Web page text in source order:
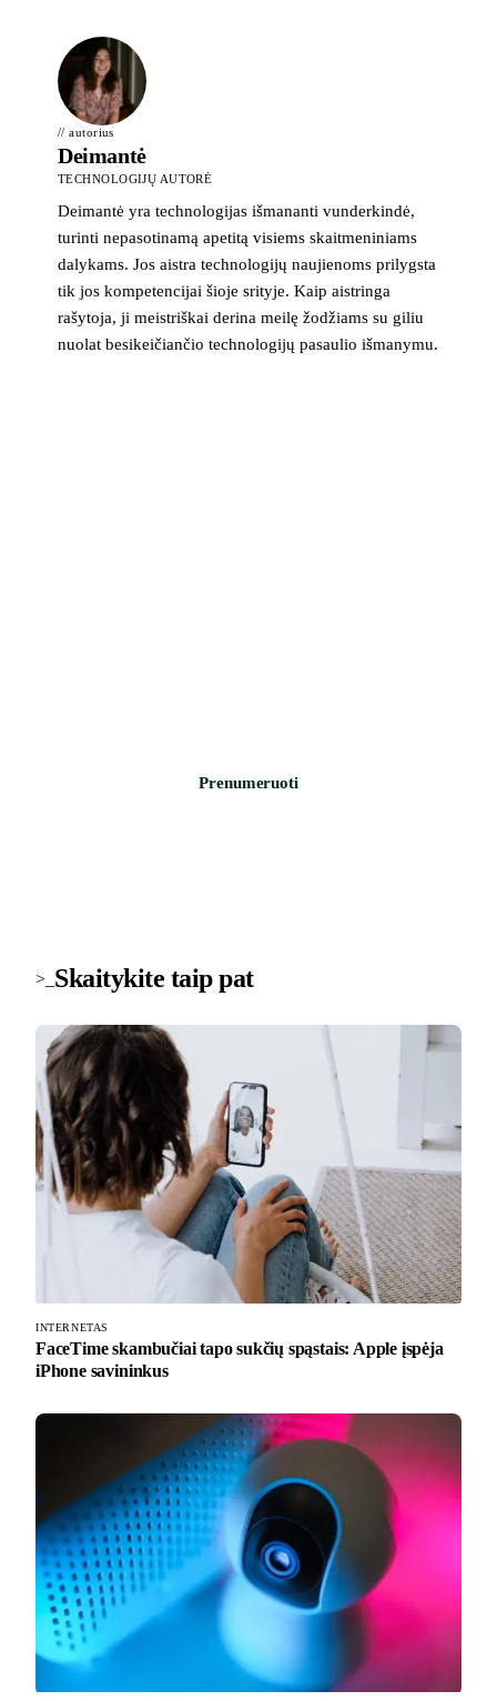
// autorius
Deimantė
TECHNOLOGIJŲ AUTORĖ
Deimantė yra technologijas išmananti vunderkindė,
turinti nepasotinamą apetitą visiems skaitmeniniams
dalykams. Jos aistra technologijų naujienoms prilygsta
tik jos kompetencijai šioje srityje. Kaip aistringa
rašytoja, ji meistriškai derina meilę žodžiams su giliu
nuolat besikeičiančio technologijų pasaulio išmanymu.
Prenumeruoti
>_ Skaitykite taip pat
INTERNETAS
FaceTime skambučiai tapo sukčių spąstais: Apple įspėja
iPhone savininkus